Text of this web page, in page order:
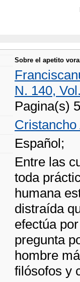
Sobre el apetito
N. 140,
Pagina(s)
Español;
Entre las
toda
humana
distraída
efectúa
pregunta
hombre
filósofos y